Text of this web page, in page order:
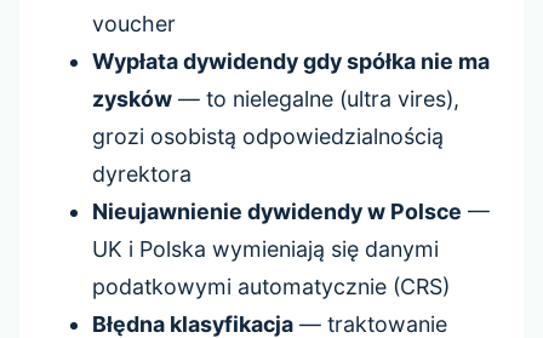
voucher
Wypłata dywidendy gdy spółka nie ma
zysków— to nielegalne (ultra vires),
grozi osobistą odpowiedzialnością
dyrektora
Nieujawnienie dywidendy w Polsce —
UK i Polska wymieniają się danymi
podatkowymi automatycznie (CRS)
Błędna klasyfikacja— traktowanie